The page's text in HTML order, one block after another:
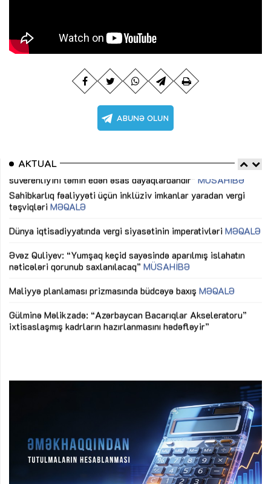
AKTUAL
Sahibkarlıq fəaliyyəti üçün inklüziv imkanlar yaradan vergi
təşviqləriMƏQALƏ
nəticələri qorunub saxlanılacaq”MÜSAHİBƏ
ixtisaslaşmış kadrların hazırlanmasını hədəfləyir”